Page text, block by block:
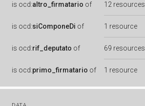
is ocd:altro_firmatario of 12 resources
is ocd:siComponeDi of 1 resource
is ocd:rif_deputato of 69 resources
is ocd:primo_firmatario of 1 resource